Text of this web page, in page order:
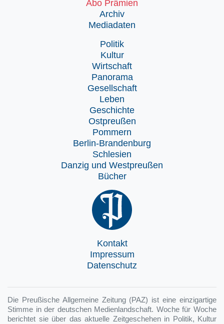
Abo Prämien
Archiv
Mediadaten
Politik
Kultur
Wirtschaft
Panorama
Gesellschaft
Leben
Geschichte
Ostpreußen
Pommern
Berlin-Brandenburg
Schlesien
Danzig und Westpreußen
Bücher
Kontakt
Impressum
Datenschutz
Die Preußische Allgemeine Zeitung (PAZ) ist eine einzigartige
Stimme in der deutschen Medienlandschaft. Woche für Woche
berichtet sie über das aktuelle Zeitgeschehen in Politik, Kultur